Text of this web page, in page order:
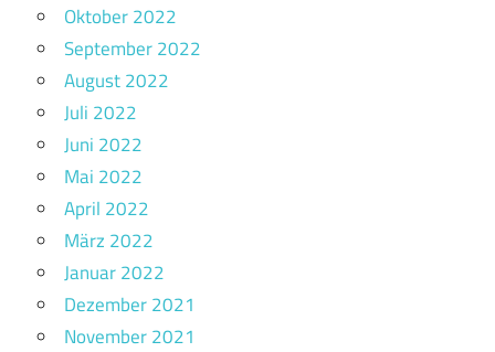
Oktober 2022
September 2022
August 2022
Juli 2022
Juni 2022
Mai 2022
April 2022
März 2022
Januar 2022
Dezember 2021
November 2021